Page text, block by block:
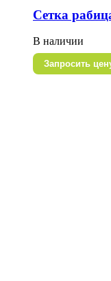
Сетка
В наличии
Запросить